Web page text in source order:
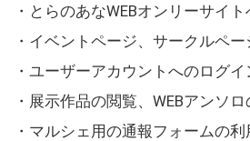
・とらのあなWEBオンリーサイ
・イベントページ、サークルペ
・ユーザーアカウントへのログイ
・展示作品の閲覧、WEBアンソ
・マルシェ用の通報フォームの利